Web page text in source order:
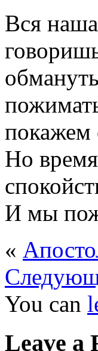
Вся
Но
И мы
«
You can
Leave a